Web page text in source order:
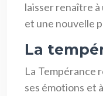
laisser renaître
et une nouvelle
La
La Tempérance
ses émotions et